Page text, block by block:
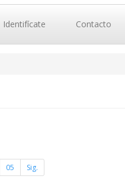
Identifícate Contacto
05 Sig.